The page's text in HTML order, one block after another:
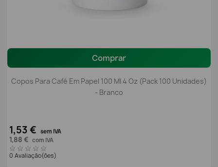
Comprar
Copos Para Café Em Papel 100 Ml 4 Oz (Pack 100 Unidades)
- Branco
1,53 € sem IVA
1,88 € com IVA
0 Avaliação(ões)